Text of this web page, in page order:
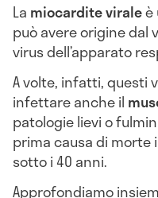
La miocardite viraleè
può avere origine dal
virus dell’apparato
A volte, infatti, questi
infettare anche il
patologie lievi o
prima causa di morte
sotto i 40 anni.
Approfondiamo